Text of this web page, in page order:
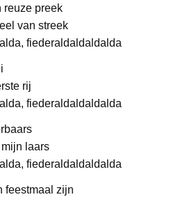
reuze preek
van streek
fiederaldaldaldalda
rij
fiederaldaldaldalda
laars
fiederaldaldaldalda
feestmaal zijn